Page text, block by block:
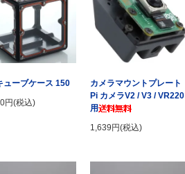
ューブケース 150
円(税込)
カメラマウントプレート
Pi カメラV2 / V3 / VR220
用
1,639円(税込)